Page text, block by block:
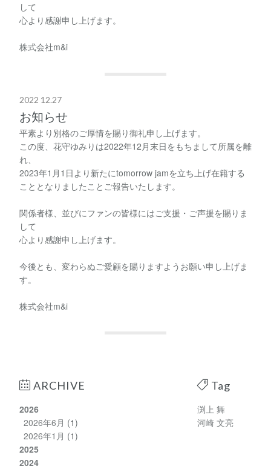
して
心より感謝申し上げます。
株式会社m&i
2022 12.27
お知らせ
平素より別格のご厚情を賜り御礼申し上げます。
この度、花守ゆみりは2022年12月末日をもちまして所属を離
れ、
2023年1月1日より新たにtomorrow jamを立ち上げ在籍する
こととなりましたことご報告いたします。
関係者様、並びにファンの皆様にはご支援・ご声援を賜りま
して
心より感謝申し上げます。
今後とも、変わらぬご愛顧を賜りますようお願い申し上げま
す。
株式会社m&i
ARCHIVE
2026
2026年6月 (1)
2026年1月 (1)
2025
2024
Tag
渕上 舞
河崎 文亮